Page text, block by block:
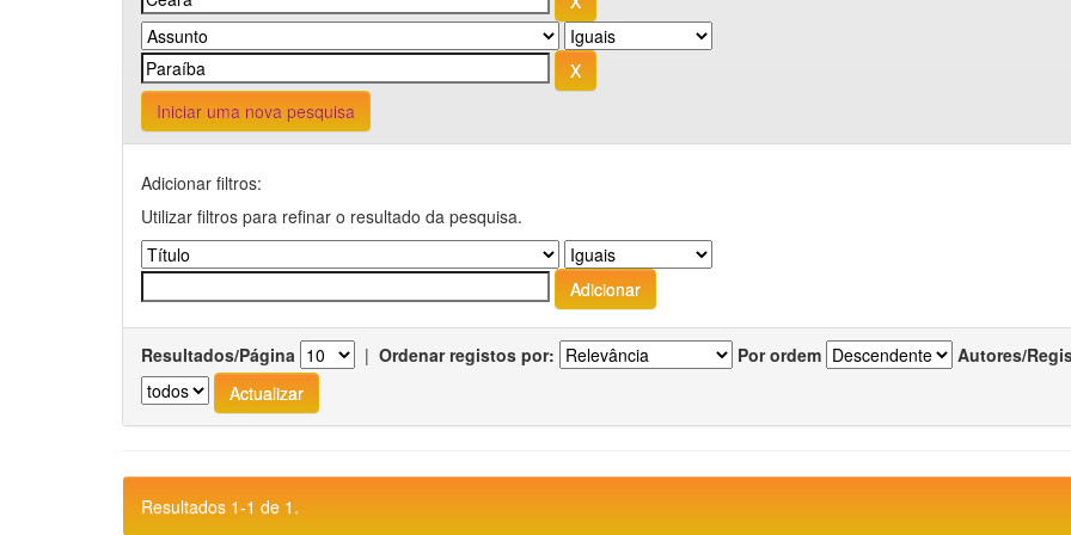
Iniciar uma nova pesquisa
Adicionar filtros:
Utilizar filtros para refinar o resultado da pesquisa.
Resultados/Página | Ordenar registos por: Por ordem Autores/
Resultados 1-1 de 1.